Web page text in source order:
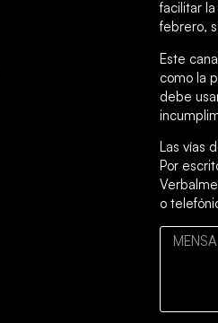
facilitar
febrero,
Este
como la
debe
Las vías
Por
o